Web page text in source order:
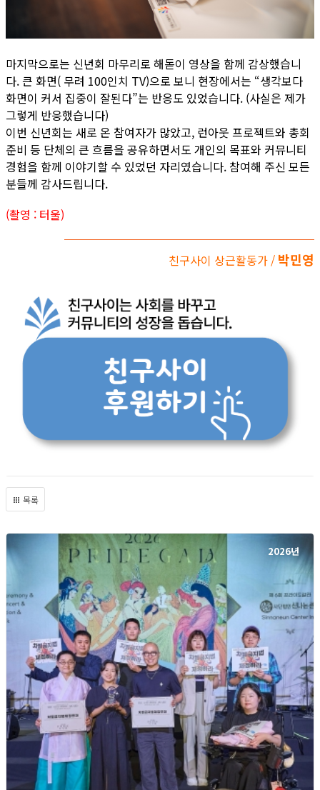
마지막으로는 신년회 마무리로 해돋이 영상을 함께 감상했습니
다. 큰 화면( 무려 100인치 TV)으로 보니 현장에서는 “생각보다
화면이 커서 집중이 잘된다”는 반응도 있었습니다. (사실은 제가
그렇게 반응했습니다)
이번 신년회는 새로 온 참여자가 많았고, 런아웃 프로젝트와 총회
준비 등 단체의 큰 흐름을 공유하면서도 개인의 목표와 커뮤니티
경험을 함께 이야기할 수 있었던 자리였습니다. 참여해 주신 모든
분들께 감사드립니다.
(촬영 : 터울)
친구사이 상근활동가 / 박민영
목록
2026년